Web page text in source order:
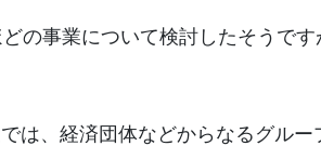
の事業について検討したそうで
は、経済団体などからなるグル